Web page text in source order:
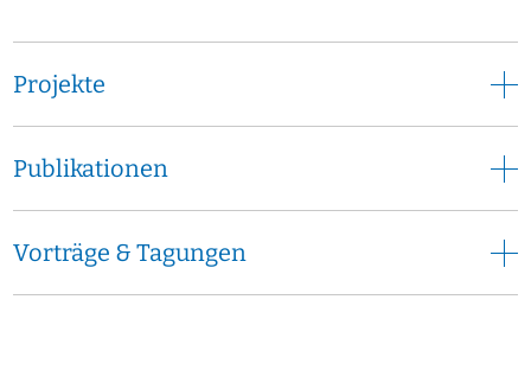
Projekte
Publikationen
Vorträge & Tagungen